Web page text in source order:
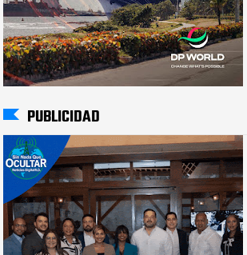
PUBLICIDAD